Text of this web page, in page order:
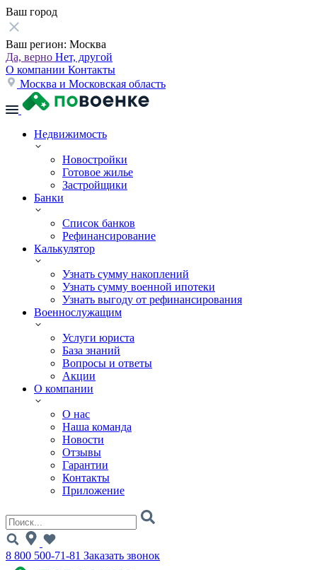
Ваш город
Ваш регион: Москва
Да, верно Нет, другой
О компании Контакты
Москва и Московская область
Недвижимость
Новостройки
Готовое жилье
Застройщики
Банки
Список банков
Рефинансирование
Калькулятор
Узнать сумму накоплений
Узнать сумму военной ипотеки
Узнать выгоду от рефинансирования
Военнослужащим
Услуги юриста
База знаний
Вопросы и ответы
Акции
О компании
О нас
Наша команда
Новости
Отзывы
Гарантии
Контакты
Приложение
8 800 500-71-81 Заказать звонок